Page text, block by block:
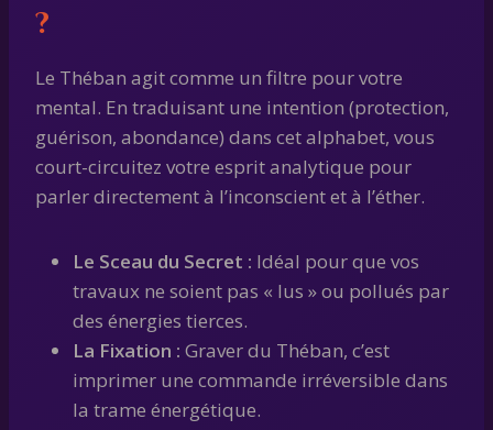
?
Le Théban agit comme un filtre pour votre
mental. En traduisant une intention (protection,
guérison, abondance) dans cet alphabet, vous
court-circuitez votre esprit analytique pour
parler directement à l’inconscient et à l’éther.
Le Sceau du Secret : Idéal pour que vos
travaux ne soient pas « lus » ou pollués par
des énergies tierces.
La Fixation : Graver du Théban, c’est
imprimer une commande irréversible dans
la trame énergétique.